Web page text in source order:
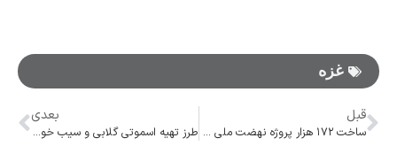
غزه
قبل
ساخت ۱۷۲ هزار پروژه نهضت ملی مسکن در شهر و روستا به شکل ویلایی
بعدی
طرز تهیه اسموتی گلابی و سیب خوشمزه به سبک کافه ها